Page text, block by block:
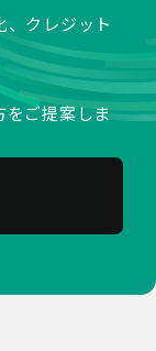
報は、
に基づいて
を含む第
用して、
基づいて広
業者におい
することが
クレジット
をご提案しま